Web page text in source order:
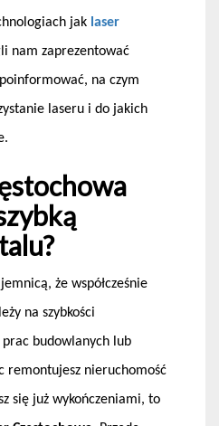
jak laser
nam zaprezentować
na czym
laseru i do jakich
że współcześnie
na szybkości
budowlanych lub
remontujesz nieruchomość
się już wykończeniami, to